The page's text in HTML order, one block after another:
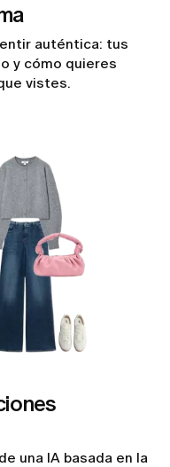
auténtica: tus
y cómo quieres
vistes.
una IA basada en la